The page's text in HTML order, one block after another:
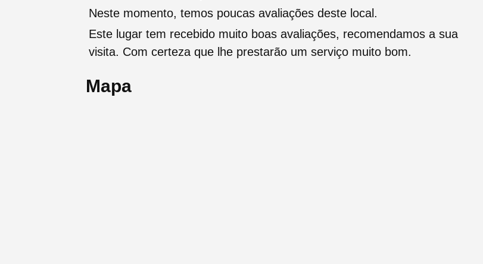
Neste momento, temos poucas avaliações deste local.
Este lugar tem recebido muito boas avaliações, recomendamos a sua
visita. Com certeza que lhe prestarão um serviço muito bom.
Mapa